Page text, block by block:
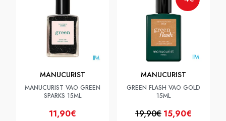
MANUCURIST
MANUCURIST VAO GREEN
SPARKS 15ML
11,90€
MANUCURIST
GREEN FLASH VAO GOLD
15ML
19,90€ 15,90€